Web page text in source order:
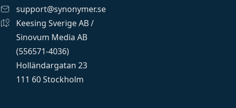
support@synonymer.se
Keesing Sverige AB /
Sinovum Media AB
(556571-4036)
Holländargatan 23
111 60 Stockholm